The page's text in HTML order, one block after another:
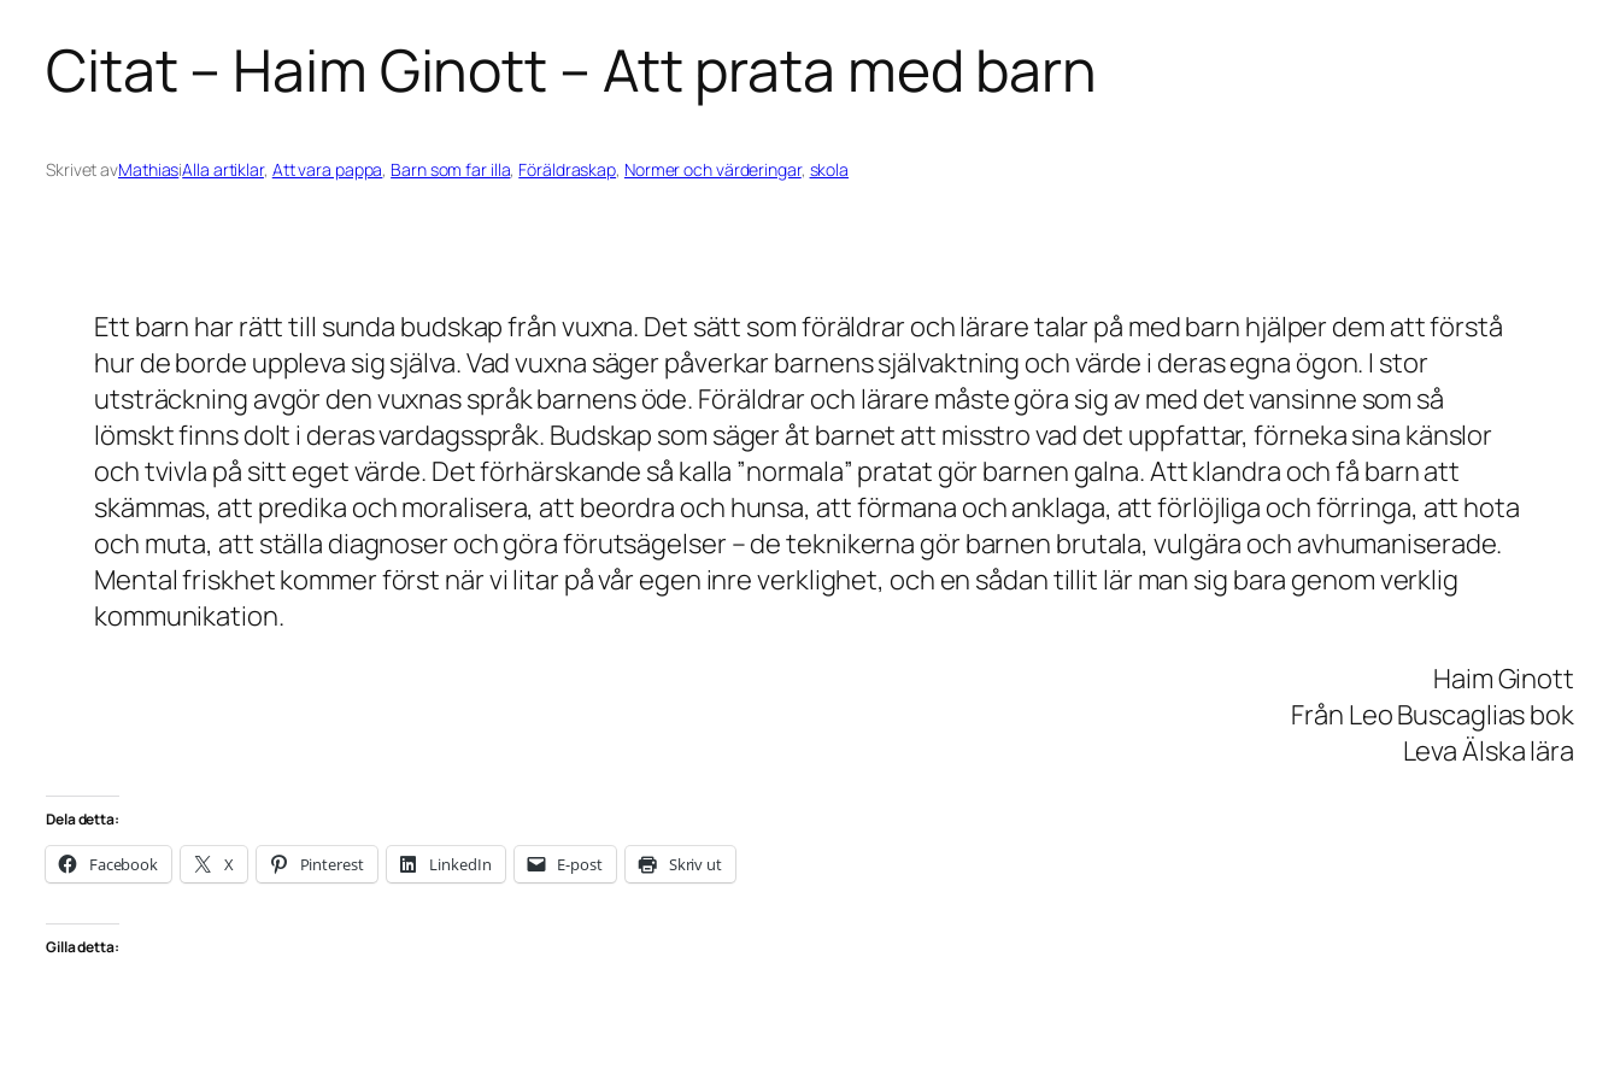
Citat – Haim Ginott – Att prata med barn
Skrivet avMathiasiAlla artiklar, Att vara pappa, Barn som far illa, Föräldraskap, Normer och värderingar, skola
Ett barn har rätt till sunda budskap från vuxna. Det sätt som föräldrar och lärare talar på med barn hjälper dem att förstå
hur de borde uppleva sig själva. Vad vuxna säger påverkar barnens självaktning och värde i deras egna ögon. I stor
utsträckning avgör den vuxnas språk barnens öde. Föräldrar och lärare måste göra sig av med det vansinne som så
lömskt finns dolt i deras vardagsspråk. Budskap som säger åt barnet att misstro vad det uppfattar, förneka sina känslor
och tvivla på sitt eget värde. Det förhärskande så kalla ”normala” pratat gör barnen galna. Att klandra och få barn att
skämmas, att predika och moralisera, att beordra och hunsa, att förmana och anklaga, att förlöjliga och förringa, att hota
och muta, att ställa diagnoser och göra förutsägelser – de teknikerna gör barnen brutala, vulgära och avhumaniserade.
Mental friskhet kommer först när vi litar på vår egen inre verklighet, och en sådan tillit lär man sig bara genom verklig
kommunikation.
Haim Ginott
Från Leo Buscaglias bok
Leva Älska lära
Dela detta:
Facebook X Pinterest LinkedIn E-post Skriv ut
Gilla detta: